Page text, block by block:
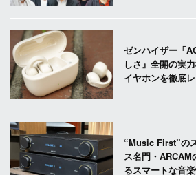
ゼンハイザー「
しさ』全開の実
イヤホンを徹底
“Music First”の
ス名門・ARCAM
るスマートな音